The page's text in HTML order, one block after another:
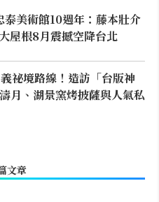
泰美術館10週年：藤本壯介
屋根8月震撼空降台北
祕境路線！造訪「台版神
月、湖景窯烤披薩與人氣私
文章